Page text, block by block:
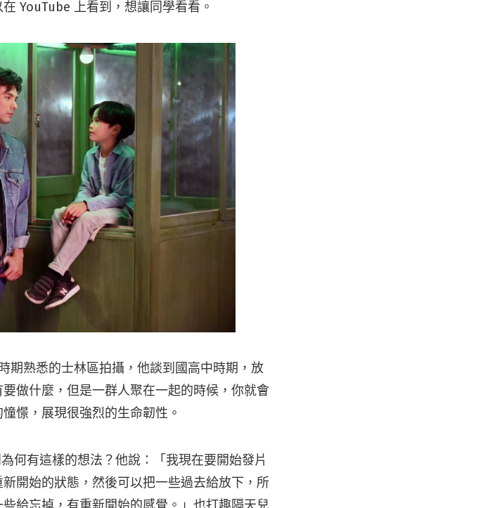
YouTube 上看到，想讓同學看看。
期熟悉的士林區拍攝，他談到國高中時期，放
做什麼，但是一群人聚在一起的時候，你就會
憬，展現很強烈的生命韌性。
何有這樣的想法？他說：「我現在要開始發片
開始的狀態，然後可以把一些過去給放下，所